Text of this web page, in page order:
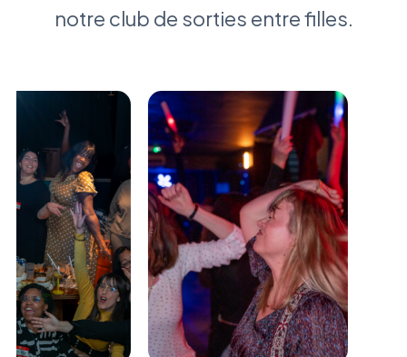
notre club de sorties entre filles.